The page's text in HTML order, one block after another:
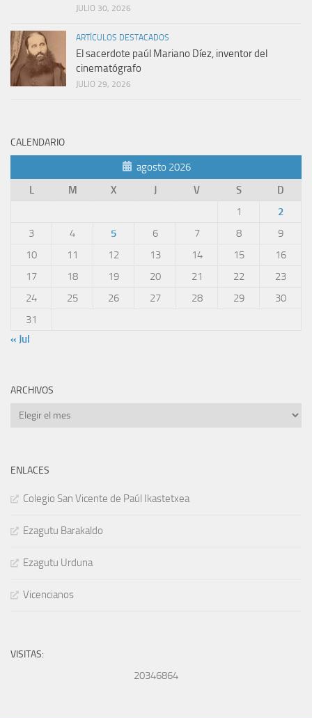
JULIO 30, 2026
ARTÍCULOS DESTACADOS
El sacerdote paúl Mariano Díez, inventor del
cinematógrafo
JULIO 29, 2026
CALENDARIO
agosto 2026
L
M X J V S
D
1
2
3
4 5 6 7 8
9
10
11 12 13 14 15
16
17
18 19 20 21 22
23
24
25 26 27 28 29
30
31
« Jul
ARCHIVOS
Archivos
ENLACES
Colegio San Vicente de Paúl Ikastetxea
Ezagutu Barakaldo
Ezagutu Urduna
Vicencianos
VISITAS:
20346864